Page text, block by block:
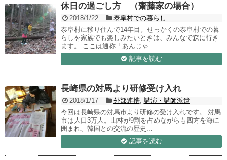
休日の過ごし方 （齋藤家の場合）
2018/1/22
泰阜村での暮らし
泰阜村に移り住んで14年目。せっかくの泰阜村での暮
らしを家族でも楽しみたいときは、みんなで森に行き
ます。 ここは通称「あんじゃ...
記事を読む
長崎県の対馬より研修受け入れ
2018/1/17 外部連携, 講演・講師派遣
今回は長崎県の対馬市より研修の受け入れです。 対馬
市は人口3万人。山林が9割を占めながらも四方を海に
囲まれ、韓国との交流の歴史...
記事を読む